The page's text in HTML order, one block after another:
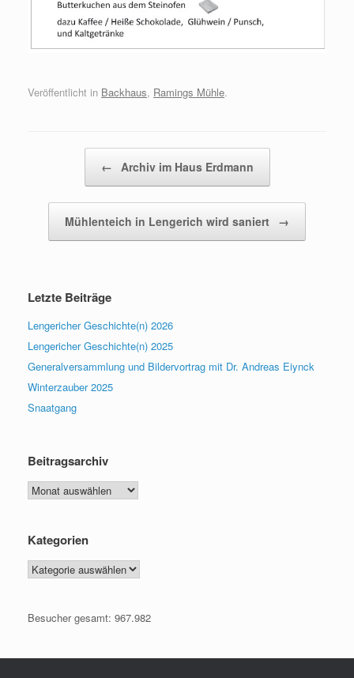
Veröffentlicht in Backhaus, Ramings Mühle.
← Archiv im Haus Erdmann
Mühlenteich in Lengerich wird saniert →
Letzte Beiträge
Lengericher Geschichte(n) 2026
Lengericher Geschichte(n) 2025
Generalversammlung und Bildervortrag mit Dr. Andreas Eiynck
Winterzauber 2025
Snaatgang
Beitragsarchiv
Beitragsarchiv
Kategorien
Kategorien
Besucher gesamt: 967.982